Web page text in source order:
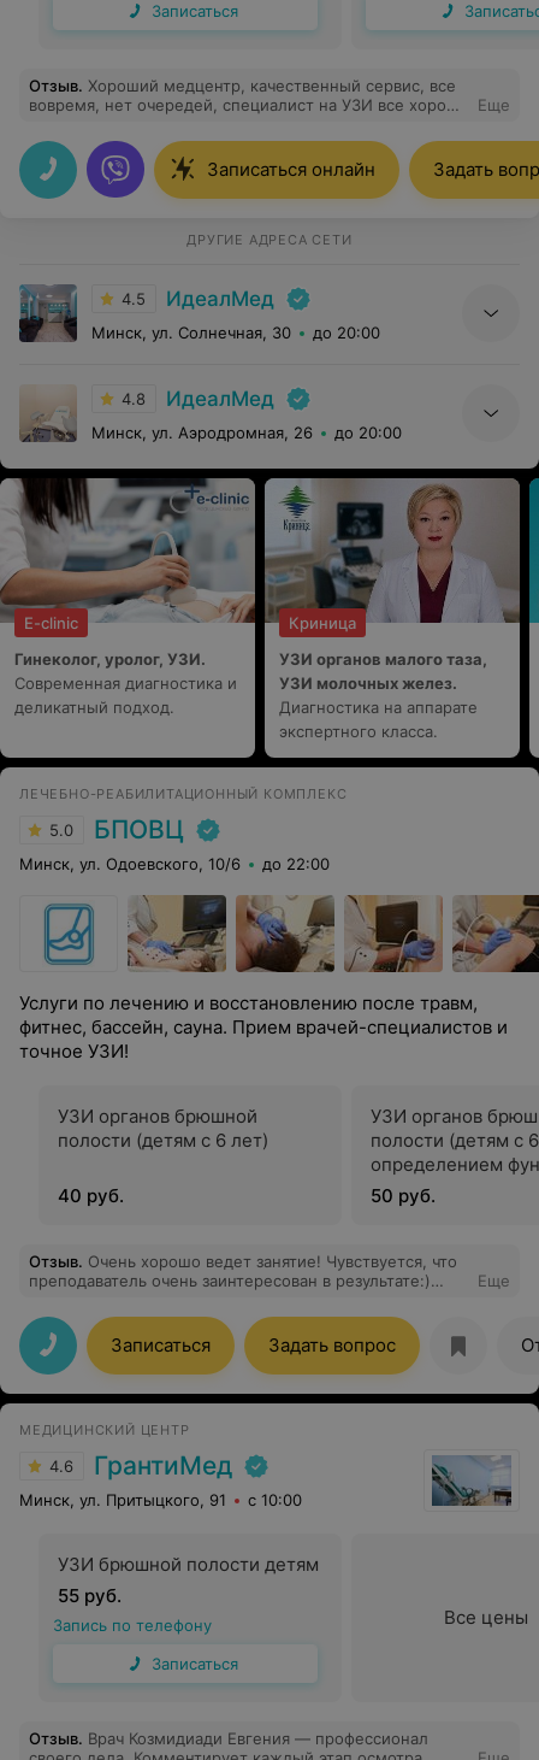
Записаться
Отзыв. Хороший медцентр, качественный сервис, все
вовремя, нет очередей, специалист на УЗИ все хорошо
Рекомендую!
Еще
Записаться онлайн Задать
ДРУГИЕ АДРЕСА СЕТИ
4.5 ИдеалМед
Минск, ул. Солнечная, 30 до 20:00
4.8 ИдеалМед
Минск, ул. Аэродромная, 26 до 20:00
E-clinic
Гинеколог, уролог, УЗИ.
Современная диагностика и
деликатный подход.
Криница
УЗИ органов малого таза,
УЗИ молочных желез.
Диагностика на аппарате
экспертного класса.
ЛЕЧЕБНО-РЕАБИЛИТАЦИОННЫЙ КОМПЛЕКС
5.0 БПОВЦ
Минск, ул. Одоевского, 10/6 до 22:00
Услуги по лечению и восстановлению после травм,
фитнес, бассейн, сауна. Прием врачей-специалистов и
точное УЗИ!
УЗИ органов брюшной
полости (детям с 6 лет)
40 руб.
УЗИ органов
полости (детям с
определением
желчного пузыря
50 руб.
Отзыв. Очень хорошо ведет занятие! Чувствуется, что
преподаватель очень заинтересован в результате:)
Еще
Записаться Задать вопрос
МЕДИЦИНСКИЙ ЦЕНТР
4.6 ГрантиМед
Минск, ул. Притыцкого, 91 с 10:00
УЗИ брюшной полости детям
55 руб.
Запись по телефону
Записаться
Все цены
Отзыв. Врач Козмидиади Евгения — профессионал